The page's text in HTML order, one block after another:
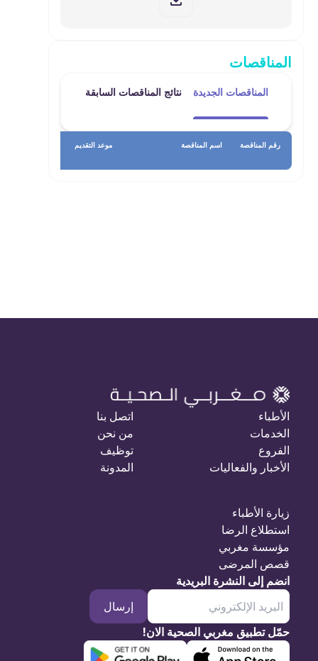
المناقصات
المناقصات الجديدة نتائج المناقصات السابقة
رقم المناقصة اسم المناقصة موعد التقديم
الأطباء
الخدمات
الفروع
الأخبار والفعاليات
اتصل بنا
من نحن
توظيف
المدونة
زيارة الأطباء
استطلاع الرضا
مؤسسة مغربي
قصص المرضى
انضم إلى النشرة البريدية
إرسال
حمّل تطبيق مغربي الصحية الان!